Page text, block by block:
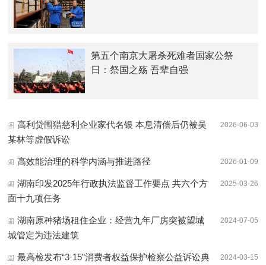
第五个南京大屠杀死难者国家公祭
日：祭国之殇 吾辈自强
2026-06-03
高利贷围猎慈利企业家代名银 本息清偿后仍被吴
某林等虚假诉讼
2026-01-09
高效能治理的科学内涵与推进路径
2025-03-26
湖南印发2025年行政执法监督工作要点 共六个方
面十九项任务
2024-07-05
湖南原种猪场租住企业：经营九年厂房突被望城
城管定为违法建筑
2024-03-15
最高检发布“3·15”消费者权益保护检察公益诉讼典